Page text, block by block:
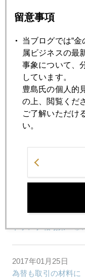
1月
7月 8月
2017年01月31日
トランプ政権 期待
2017年01月30日
2017年01月27日
米国とメキシコの
2017年01月26日
トランプ相場第二幕
2017年01月25日
為替も取引の材料に
留意事項
当ブログでは“
属ビジネスの最
事象について、
しています。
豊島氏の個人的
の上、閲覧くだ
ご了解いただけ
い。